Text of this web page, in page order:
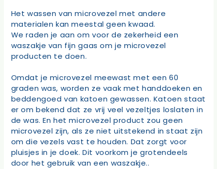
Het wassen van microvezel met andere
materialen kan meestal geen kwaad.
We raden je aan om voor de zekerheid een
waszakje van fijn gaas om je microvezel
producten te doen.
Omdat je microvezel meewast met een 60
graden was, worden ze vaak met handdoeken en
beddengoed van katoen gewassen. Katoen staat
er om bekend dat ze vrij veel vezeltjes loslaten in
de was. En het microvezel product zou geen
microvezel zijn, als ze niet uitstekend in staat zijn
om die vezels vast te houden. Dat zorgt voor
pluisjes in je doek. Dit voorkom je grotendeels
door het gebruik van een waszakje..